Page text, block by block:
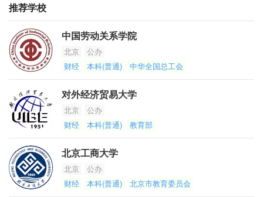
推荐学校
中国劳动关系学院
北京
公办
财经
本科(普通) 中华全国总工会
对外经济贸易大学
北京
公办
财经
本科(普通) 教育部
北京工商大学
北京
公办
财经
本科(普通) 北京市教育委员会